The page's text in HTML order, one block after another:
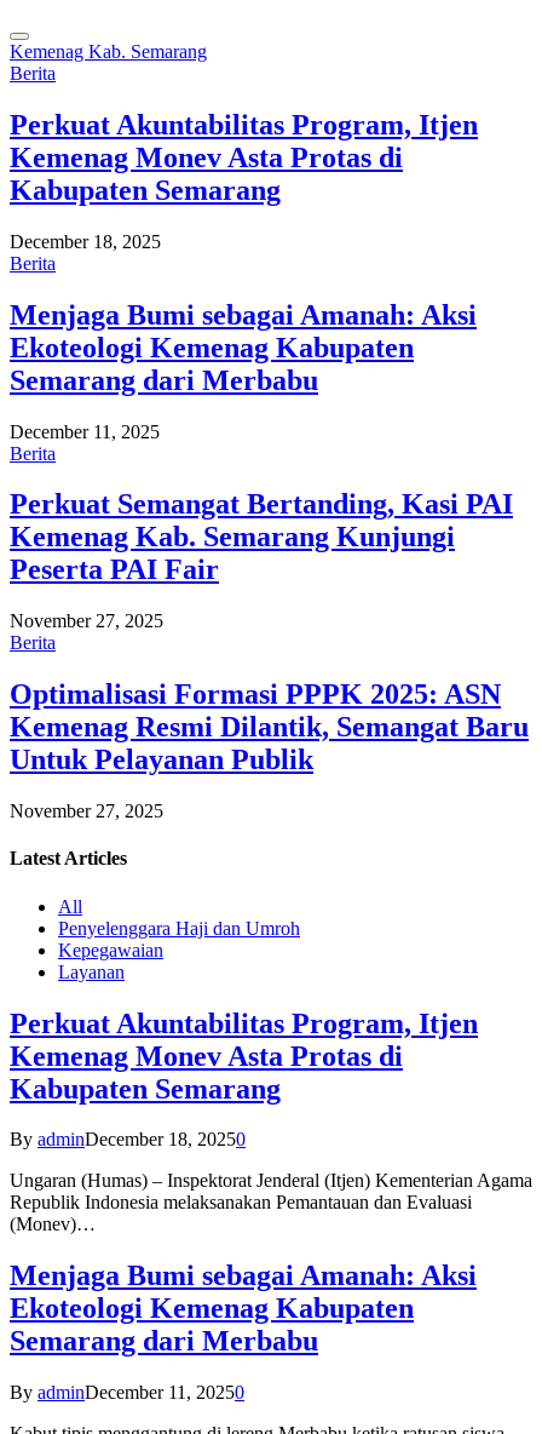
Kemenag Kab. Semarang
Berita
Perkuat Akuntabilitas Program, Itjen
Kemenag Monev Asta Protas di
Kabupaten Semarang
December 18, 2025
Berita
Menjaga Bumi sebagai Amanah: Aksi
Ekoteologi Kemenag Kabupaten
Semarang dari Merbabu
December 11, 2025
Berita
Perkuat Semangat Bertanding, Kasi PAI
Kemenag Kab. Semarang Kunjungi
Peserta PAI Fair
November 27, 2025
Berita
Optimalisasi Formasi PPPK 2025: ASN
Kemenag Resmi Dilantik, Semangat Baru
Untuk Pelayanan Publik
November 27, 2025
Latest Articles
All
Penyelenggara Haji dan Umroh
Kepegawaian
Layanan
Perkuat Akuntabilitas Program, Itjen
Kemenag Monev Asta Protas di
Kabupaten Semarang
By adminDecember 18, 20250
Ungaran (Humas) – Inspektorat Jenderal (Itjen) Kementerian Agama
Republik Indonesia melaksanakan Pemantauan dan Evaluasi
(Monev)…
Menjaga Bumi sebagai Amanah: Aksi
Ekoteologi Kemenag Kabupaten
Semarang dari Merbabu
By adminDecember 11, 20250